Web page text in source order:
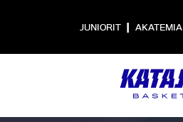
JUNIORIT | AKATEMIA